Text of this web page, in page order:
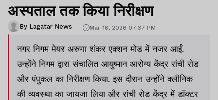
अस्पताल तक किया निरीक्षण
By Lagatar News Mar 18, 2026 07:37 PM
नगर निगम मेयर अरुणा शंकर एक्शन मोड में नजर आईं.
उन्होंने निगम द्वारा संचालित आयुष्मान आरोग्य केंद्र रांची रोड
और पंपुकल का निरीक्षण किया. इस दौरान उन्होंने क्लीनिक
की व्यवस्था का जायजा लिया और रांची रोड केंद्र में डॉक्टर